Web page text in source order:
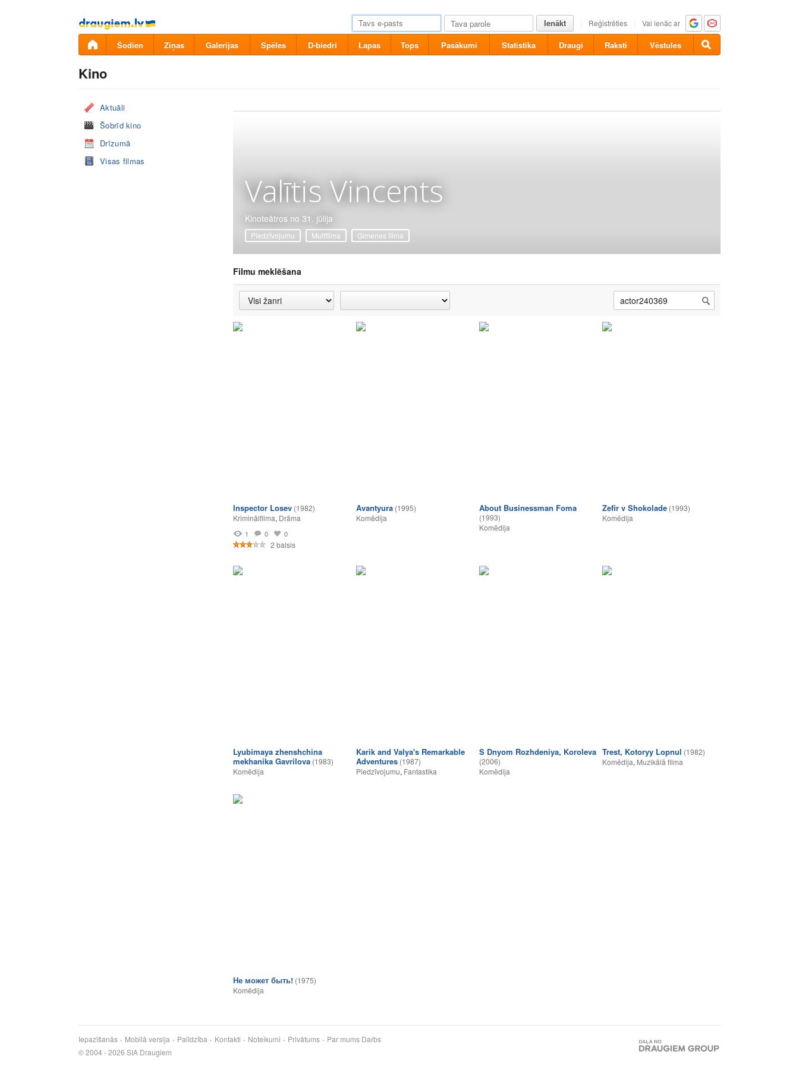
Pāriet
uz
saturu
Ienākt Reģistrēties Vai ienāc ar
Šodien Ziņas Galerijas Spēles D-biedri Lapas Tops Pasākumi Statistika Draugi Raksti Vēstules
Kino
Aktuāli
Šobrīd kino
Drīzumā
Visas filmas
Valītis Vincents
Kinoteātros no 31. jūlija
Piedzīvojumu Multfilma Ģimenes filma
Filmu meklēšana
Inspector Losev (1982)
Kriminālfilma, Drāma
1 0 0
2 balsis
Avantyura (1995)
Komēdija
About Businessman Foma
(1993)
Komēdija
Zefir v Shokolade (1993)
Komēdija
Lyubimaya zhenshchina
mekhanika Gavrilova (1983)
Komēdija
Karik and Valya's Remarkable
Adventures (1987)
Piedzīvojumu, Fantastika
S Dnyom Rozhdeniya, Koroleva
(2006)
Komēdija
Trest, Kotoryy Lopnul (1982)
Komēdija, Muzikālā filma
Не может быть! (1975)
Komēdija
Iepazīšanās Mobilā versija Palīdzība Kontakti Noteikumi Privātums Par mums Darbs
© 2004 - 2026 SIA Draugiem